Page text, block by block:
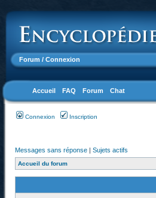
Forum / Connexion
Accueil FAQ Forum Chat
Connexion Inscription
Messages sans réponse | Sujets actifs
Accueil du forum